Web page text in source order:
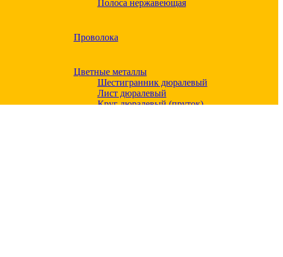
Полоса нержавеющая
Проволока
Цветные металлы
Шестигранник дюралевый
Лист дюралевый
Круг дюралевый (пруток)